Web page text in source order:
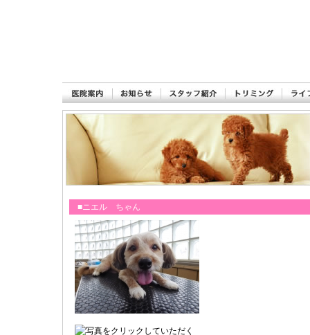
■ニエル ちゃん